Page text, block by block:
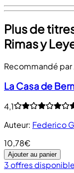
Plus de
Rimas y
Recommandé par
La Casa de
4,1
Auteur: Federico
10,78€
Ajouter au panier
3 offres